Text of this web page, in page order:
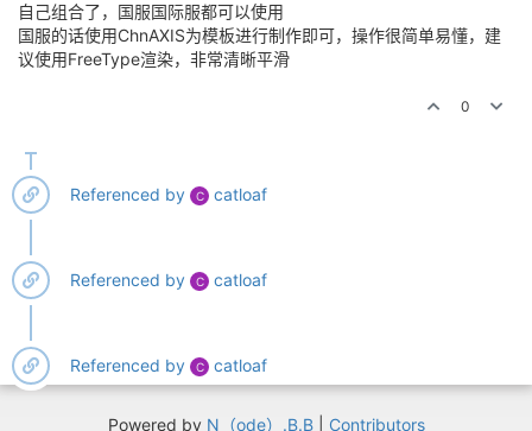
自己组合了，国服国际服都可以使用
国服的话使用ChnAXIS为模板进行制作即可，操作很简单易懂，建
议使用FreeType渲染，非常清晰平滑
0
Referenced by C catloaf
Referenced by C catloaf
Referenced by C catloaf
Powered by N（ode）.B.B| Contributors